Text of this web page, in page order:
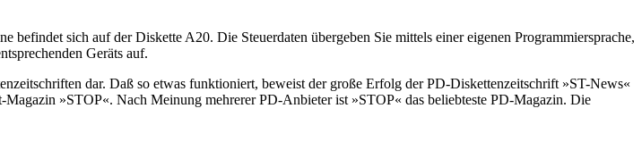
sich auf der Diskette A20. Die Steuerdaten übergeben Sie mittels einer eigenen Programmiersprache,
Geräts auf.
dar. Daß so etwas funktioniert, beweist der große Erfolg der PD-Diskettenzeitschrift »ST-News«
»STOP«. Nach Meinung mehrerer PD-Anbieter ist »STOP« das beliebteste PD-Magazin. Die